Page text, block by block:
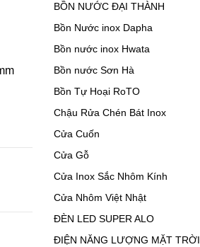
BỒN NƯỚC ĐẠI THÀNH
Bồn Nước inox Dapha
Bồn nước inox Hwata
Bồn nước Sơn Hà
Bồn Tự Hoại RoTO
Chậu Rửa Chén Bát Inox
Cửa Cuốn
Cửa Gỗ
Cửa Inox Sắc Nhôm Kính
Cửa Nhôm Việt Nhật
ĐÈN LED SUPER ALO
ĐIỆN NĂNG LƯỢNG MẶT TRỜI